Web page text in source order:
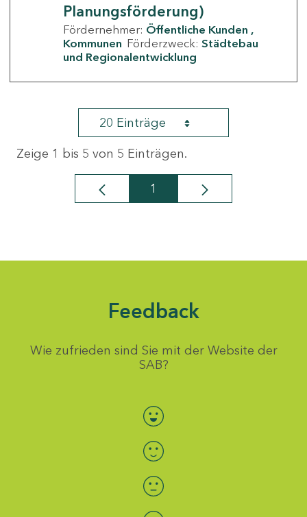
Planungsförderung)
Fördernehmer: Öffentliche Kunden
Kommunen Förderzweck: Städtebau
und Regionalentwicklung
20 Einträge
Zeige 1 bis 5 von 5 Einträgen.
Seite
1
Feedback
Wie zufrieden sind Sie mit der Website der
SAB?
Bewertung auswählen